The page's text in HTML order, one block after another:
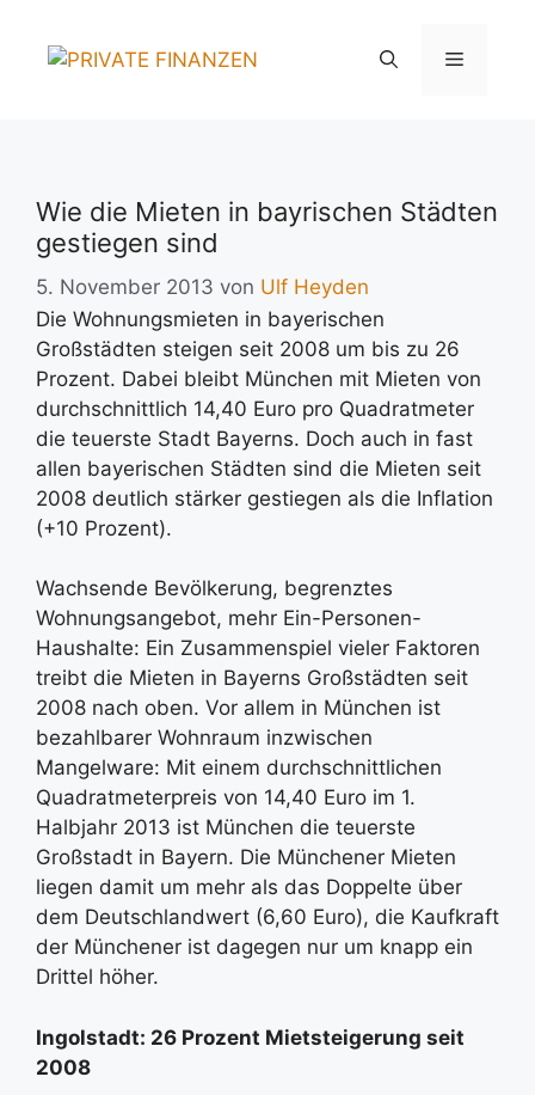
Inhalt
springen
Menü
Wie die Mieten in bayrischen Städten
gestiegen sind
5. November 2013 von Ulf Heyden
Die Wohnungsmieten in bayerischen
Großstädten steigen seit 2008 um bis zu 26
Prozent. Dabei bleibt München mit Mieten von
durchschnittlich 14,40 Euro pro Quadratmeter
die teuerste Stadt Bayerns. Doch auch in fast
allen bayerischen Städten sind die Mieten seit
2008 deutlich stärker gestiegen als die Inflation
(+10 Prozent).
Wachsende Bevölkerung, begrenztes
Wohnungsangebot, mehr Ein-Personen-
Haushalte: Ein Zusammenspiel vieler Faktoren
treibt die Mieten in Bayerns Großstädten seit
2008 nach oben. Vor allem in München ist
bezahlbarer Wohnraum inzwischen
Mangelware: Mit einem durchschnittlichen
Quadratmeterpreis von 14,40 Euro im 1.
Halbjahr 2013 ist München die teuerste
Großstadt in Bayern. Die Münchener Mieten
liegen damit um mehr als das Doppelte über
dem Deutschlandwert (6,60 Euro), die Kaufkraft
der Münchener ist dagegen nur um knapp ein
Drittel höher.
Ingolstadt: 26 Prozent Mietsteigerung seit
2008